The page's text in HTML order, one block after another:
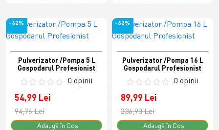
-42%
Pulverizator /Pompa 5 L
Gospodarul Profesionist
0 opinii
54,99 Lei
94,76 Lei
Adaugă în Coş
-62%
Pulverizator /Pompa 16 L
Gospodarul Profesionist
0 opinii
89,99 Lei
236,90 Lei
Adaugă în Coş